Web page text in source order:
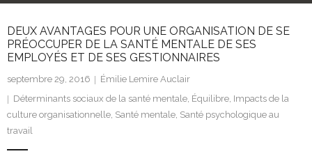
Nos réalisations
Nos publications
Contact
DEUX AVANTAGES POUR UNE ORGANISATION DE SE
PRÉOCCUPER DE LA SANTÉ MENTALE DE SES
EMPLOYÉS ET DE SES GESTIONNAIRES
septembre 29, 2016
Émilie Lemire Auclair
Déterminants sociaux de la santé mentale, Équilibre, Impacts de la
culture organisationnelle, Santé mentale, Santé psychologique au
travail